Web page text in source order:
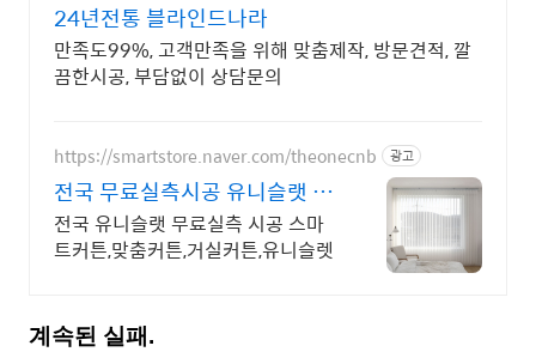
24년전통 블라인드나라
만족도99%, 고객만족을 위해 맞춤제작, 방문견적, 깔
끔한시공, 부담없이 상담문의
https://smartstore.naver.com/theonecnb 광고
전국 무료실측시공 유니슬랫 전
국 무료 실측 시공
전국 유니슬랫 무료실측 시공 스마
트커튼,맞춤커튼,거실커튼,유니슬렛
계속된 실패.